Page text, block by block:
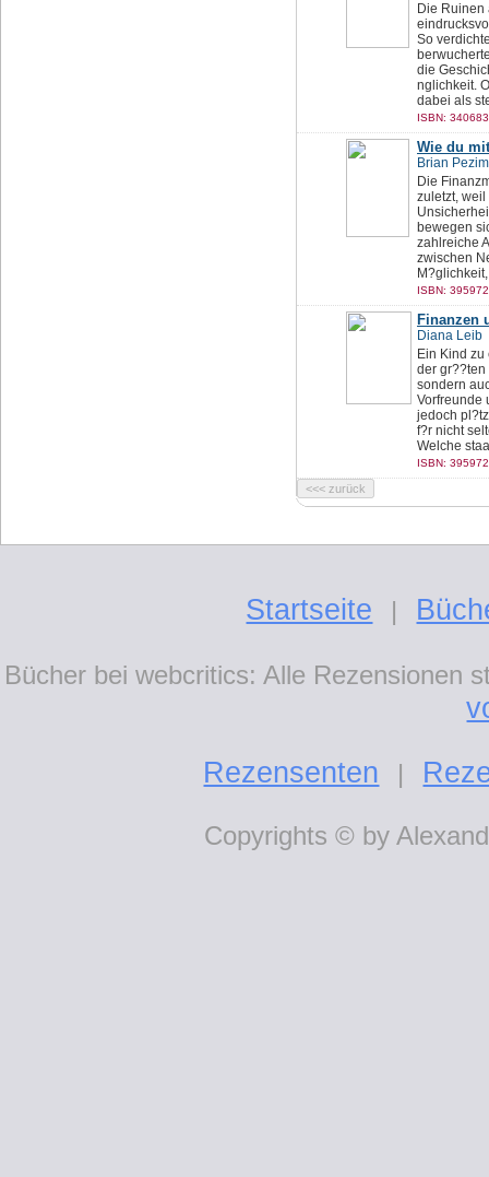
Die Ruinen
So
die
nglichkeit.
dabei als
ISBN:
Wie du
Brian Pezim
Die
zuletzt,
bewegen
zahlreiche
zwischen
ISBN:
Finanzen
Diana Leib
Ein Kind
der
sondern
Vorfreunde
jedoch
f?r nicht
Welche
ISBN:
Startseite |
Bücher bei webcritics: Alle Rezensionen
Rezensenten
|
Copyrights © by